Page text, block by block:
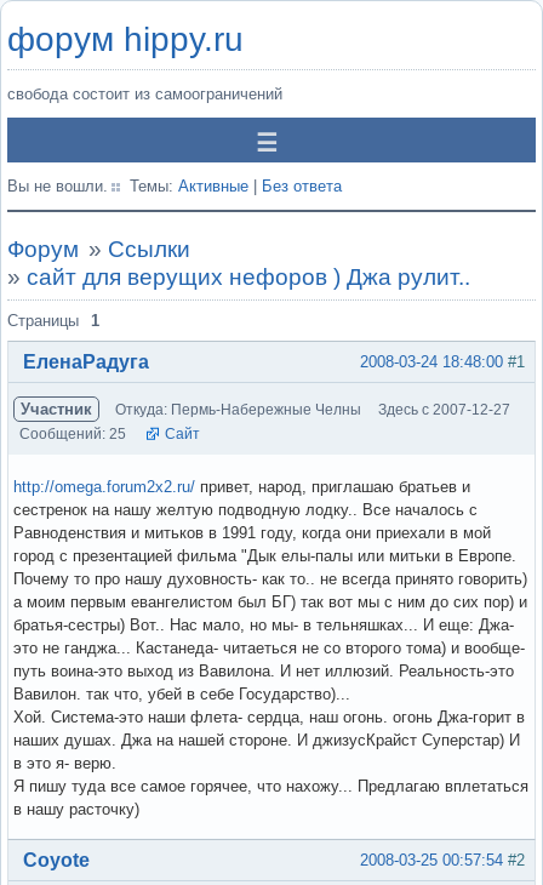
форум hippy.ru
свобода состоит из самоограничений
Вы не вошли. Темы: Активные Без ответа
Форум » Ссылки
» сайт для верущих нефоров ) Джа рулит..
Страницы 1
#1
2008-03-24 18:48:00
ЕленаРадуга
Участник Откуда: Пермь-Набережные Челны
Здесь с 2007-12-27
Сообщений: 25
Сайт
http://omega.forum2x2.ru/ привет, народ, приглашаю братьев и
сестренок на нашу желтую подводную лодку.. Все началось с
Равноденствия и митьков в 1991 году, когда они приехали в мой
город с презентацией фильма "Дык елы-палы или митьки в Европе.
Почему то про нашу духовность- как то.. не всегда принято говорить)
а моим первым евангелистом был БГ) так вот мы с ним до сих пор) и
братья-сестры) Вот.. Нас мало, но мы- в тельняшках... И еще: Джа-
это не ганджа... Кастанеда- читаеться не со второго тома) и вообще-
путь воина-это выход из Вавилона. И нет иллюзий. Реальность-это
Вавилон. так что, убей в себе Государство)...
Хой. Система-это наши флета- сердца, наш огонь. огонь Джа-горит в
наших душах. Джа на нашей стороне. И джизусКрайст Суперстар) И
в это я- верю.
Я пишу туда все самое горячее, что нахожу... Предлагаю вплетаться
в нашу расточку)
Вне форума #2
2008-03-25 00:57:54
Coyote